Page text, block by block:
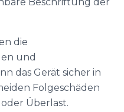
die
und
das Gerät sicher in
Folgeschäden
Überlast.